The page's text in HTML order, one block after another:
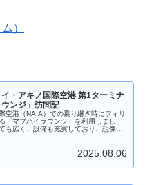
イ・アキノ国際空港 第1ターミナ
ンジ」訪問記
空港（NAIA）での乗り継ぎ時にフィリ
「マブハイラウンジ」を利用しまし
も広く、設備も充実しており、想像以
2025.08.06